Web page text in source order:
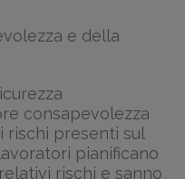
e della
consapevolezza
rischi presenti sul
pianificano
rischi e sanno